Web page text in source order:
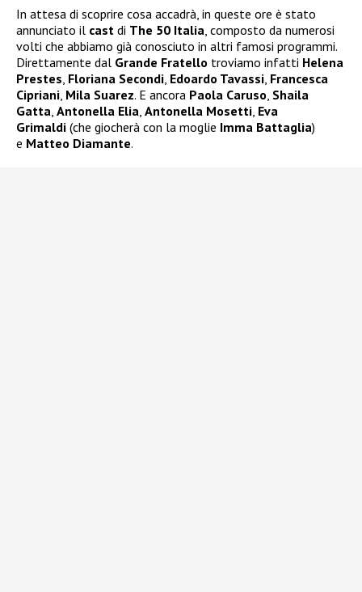
In attesa di scoprire cosa accadrà, in queste ore è stato
annunciato il cast di The 50 Italia , composto da numerosi
volti che abbiamo già conosciuto in altri famosi programmi.
Direttamente dal Grande Fratello troviamo infatti Helena
Prestes Floriana Secondi Edoardo Tavassi Francesca
Cipriani Mila Suarez. E ancora Paola Caruso Shaila
Gatta Antonella Elia Antonella Mosetti Eva
Grimaldi (che giocherà con la moglie Imma Battaglia)
e Matteo Diamante.